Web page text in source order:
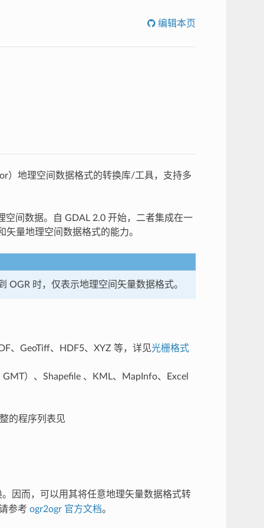
编辑本页
）地理空间数据格式的转换库/工具，支持多
间数据。自 GDAL 2.0 开始，二者集成在一
量地理空间数据格式的能力。
OGR 时，仅表示地理空间矢量数据格式。
、GeoTiff、HDF5、XYZ 等，详见光栅格式
）、Shapefile 、KML、MapInfo、Excel
的程序列表见
因而，可以用其将任意地理矢量数据格式转
参考 ogr2ogr 官方文档。